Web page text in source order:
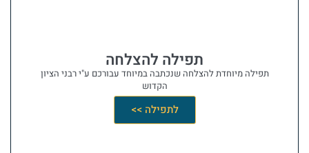
תפילה להצלחה
תפילה מיוחדת להצלחה שנכתבה במיוחד עבורכם ע"י רבני הציון
הקדוש
לתפילה >>